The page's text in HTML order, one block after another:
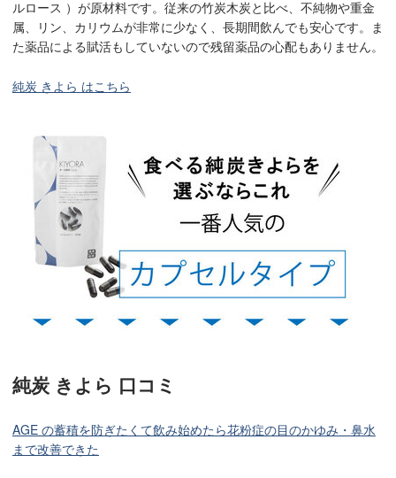
ルロース ）が原材料です。従来の竹炭木炭と比べ、不純物や重金
属、リン、カリウムが非常に少なく、長期間飲んでも安心です。ま
た薬品による賦活もしていないので残留薬品の心配もありません。
純炭 きよら はこちら
純炭 きよら 口コミ
AGE の蓄積を防ぎたくて飲み始めたら花粉症の目のかゆみ・鼻水
まで改善できた